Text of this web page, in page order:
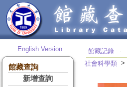
English Version
館藏查詢
新增查詢
館藏記錄 ‧
社會科學類 >